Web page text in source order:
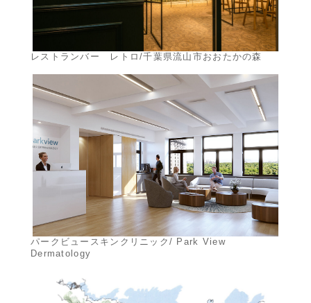
レストランバー レトロ/千葉県流山市おおたかの森
パークビュースキンクリニック/ Park View
Dermatology